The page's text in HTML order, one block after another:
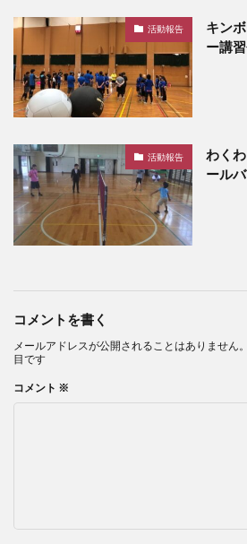
活動報告
キン
ー講
活動報告
わく
ール
コメントを書く
メールアドレスが公開されることはありません。
目です
コメント ※